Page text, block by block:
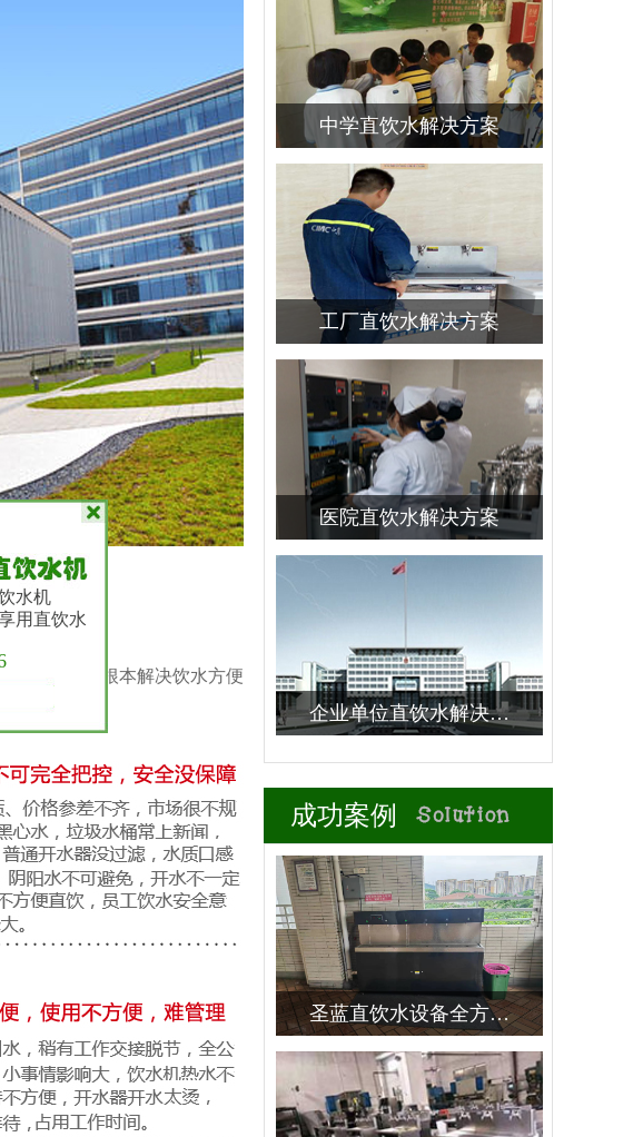
但确没有从根本解决饮水方便
中学直饮水解决方案
工厂直饮水解决方案
医院直饮水解决方案
企业单位直饮水解决…
成功案例
圣蓝直饮水设备全方…
水机
用直饮水